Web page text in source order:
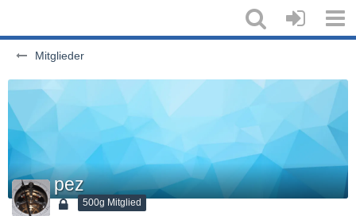
Mitglieder
pez
500g Mitglied